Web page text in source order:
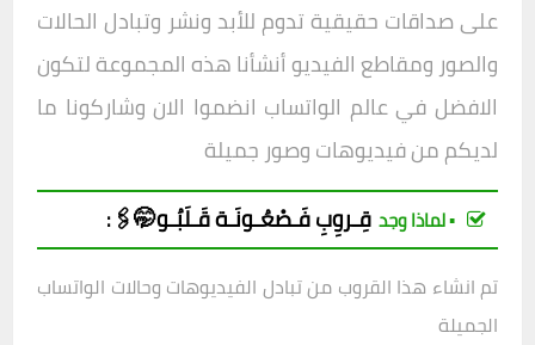
على صداقات حقيقية تدوم للأبد ونشر وتبادل الحالات
والصور ومقاطع الفيديو أنشأنا هذه المجموعة لتكون
الافضل في عالم الواتساب انضموا الان وشاركونا ما
لديكم من فيديوهات وصور جميلة
▪︎ لماذا وجد قِـروِبِفَـصْعُـونَـة قَـلَبُـو🤭🖇:
تم انشاء هذا القروب من تبادل الفيديوهات وحالات الواتساب
الجميلة